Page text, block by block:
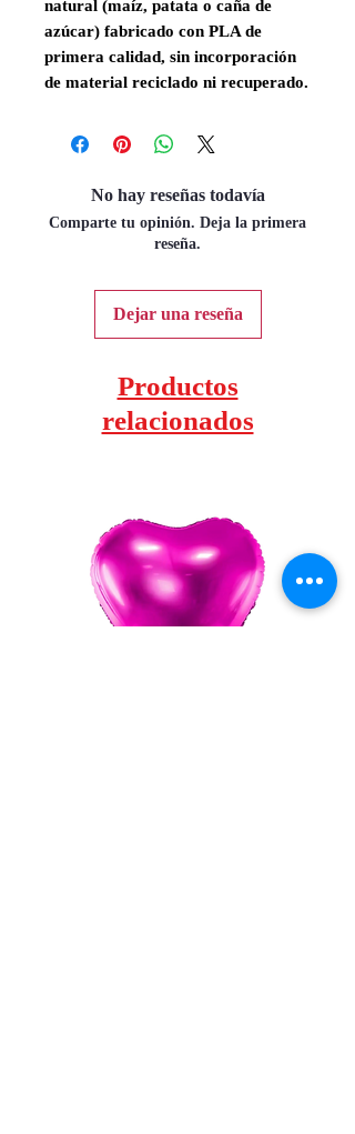
natural (maíz, patata o caña de
azúcar) fabricado con PLA de
primera calidad, sin incorporación
de material reciclado ni recuperado.
No hay reseñas todavía
Comparte tu opinión. Deja la primera
reseña.
Dejar una reseña
Productos
relacionados